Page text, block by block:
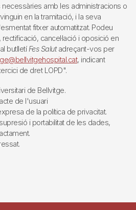
amb les administracions o
en la tramitació, i la seva
fitxer automatitzat. Podeu
cancel·lació i oposició en
butlletí Fes Salutadreçant-vos per
, indicant
de dret LOPD".
de Bellvitge.
de l'usuari
de la política de privacitat.
i portabilitat de les dades,